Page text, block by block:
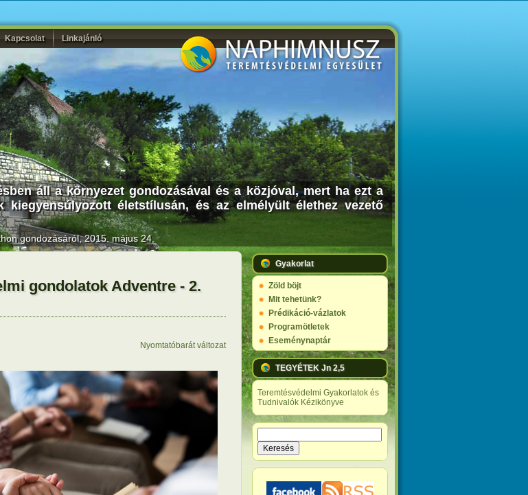
Kapcsolat Linkajánló
áll a környezet gondozásával és a közjóval, mert ha ezt a
kiegyensúlyozott életstílusán, és az elmélyült élethez vezető
gondozásáról, 2015. május 24.
gondolatok Adventre - 2.
Nyomtatóbarát változat
Gyakorlat
Zöld böjt
Mit tehetünk?
Prédikáció-vázlatok
Programötletek
Eseménynaptár
TEGYÉTEK Jn 2,5
Teremtésvédelmi Gyakorlatok és
Tudnivalók Kézikönyve
Keresés űrlap